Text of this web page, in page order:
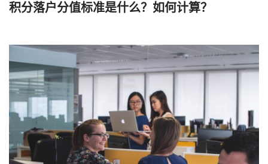
积分落户分值标准是什么？如何计算？